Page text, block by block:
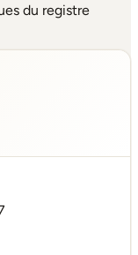
du registre